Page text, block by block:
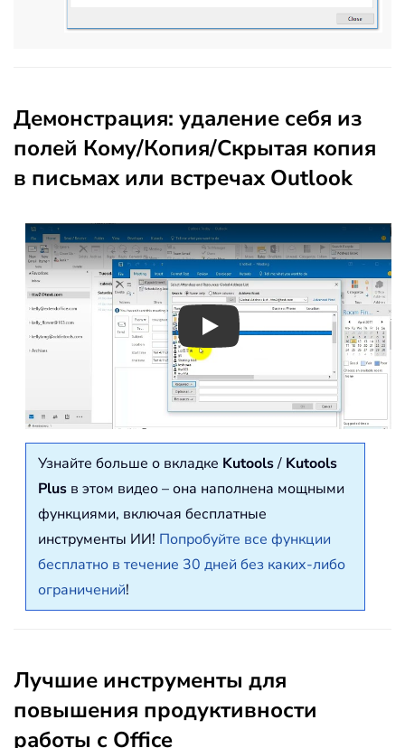
Демонстрация: удаление себя из
полей Кому/Копия/Скрытая копия
в письмах или встречах Outlook
Play
Узнайте больше о вкладке Kutools/ Kutools
Plus в этом видео – она наполнена мощными
функциями, включая бесплатные
инструменты ИИ! Попробуйте все функции
бесплатно в течение 30 дней без каких-либо
ограничений!
Лучшие инструменты для
повышения продуктивности
работы с Office